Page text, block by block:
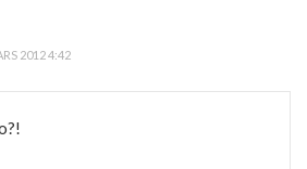
2012 4:42